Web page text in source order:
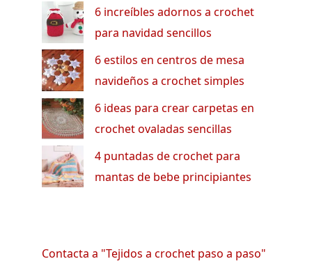
6 increíbles adornos a crochet
para navidad sencillos
6 estilos en centros de mesa
navideños a crochet simples
6 ideas para crear carpetas en
crochet ovaladas sencillas
4 puntadas de crochet para
mantas de bebe principiantes
Contacta a "Tejidos a crochet paso a paso"